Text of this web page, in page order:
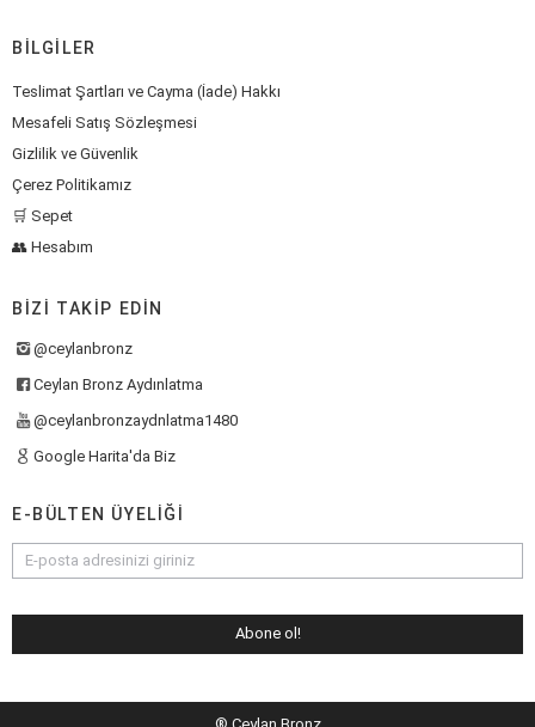
BILGILER
Teslimat Şartları ve Cayma (İade) Hakkı
Mesafeli Satış Sözleşmesi
Gizlilik ve Güvenlik
Çerez Politikamız
🛒 Sepet
👥 Hesabım
BIZI TAKIP EDIN
@ceylanbronz
Ceylan Bronz Aydınlatma
@ceylanbronzaydnlatma1480
Google Harita'da Biz
E-BÜLTEN ÜYELIĞI